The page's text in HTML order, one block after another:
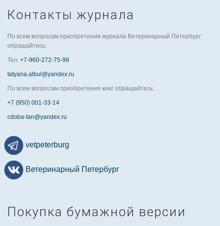
Контакты журнала
По всем вопросам приобретения журнала Ветеринарный Петербург
обращайтесь:
Тел: +7-960-272-75-98
tatyana.albul@yandex.ru
По всем вопросам приобретения книг обращайтесь:
+7 (950) 001-33-14
cdoba-tan@yandex.ru
vetpeterburg
Ветеринарный Петербург
Покупка бумажной версии